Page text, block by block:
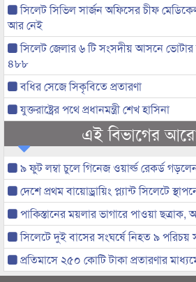
সিলেট সিভিল সার্জন অফিসের চীফ
আর নেই
সিলেট জেলার ৬ টি সংসদীয় আসনে ভোটার
৪৮৮
বধির সেজে সিকৃবিতে প্রতারণা
যুক্তরাষ্ট্রের পথে প্রধানমন্ত্রী শেখ হাসিনা
এই বিভাগের
৯ ফুট লম্বা চুলে গিনেজ ওয়ার্ল্ড রেকর্ড
দেশে প্রথম বায়োড্রায়িং প্ল্যান্ট সিলেটে
পাকিস্তানের ময়লার ভাগারে পাওয়া ছত্রাক,
সিলেটে দুই বাসের সংঘর্ষে নিহত ৯ পরিচয়
প্রতিমাসে ২৫০ কোটি টাকা প্রতারণার